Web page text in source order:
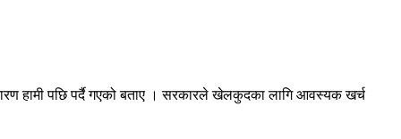
हामी पछि पर्दै गएको बताए । सरकारले खेलकुदका लागि आवस्यक खर्च